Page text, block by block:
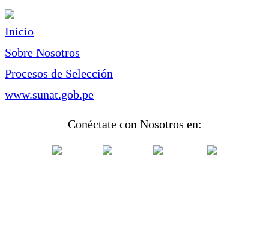
Inicio
Sobre Nosotros
Procesos de Selección
www.sunat.gob.pe
Conéctate con Nosotros en: